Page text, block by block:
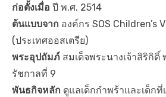
ก่อตั้งเมื่อ ปี พ.ศ. 2514
ต้นแบบจาก องค์กร SOS Children’s
(ประเทศออสเตรีย)
พระอุปถัมภ์ สมเด็จพระนางเจ้าสิริกิ
รัชกาลที่ 9
พันธกิจหลัก ดูแลเด็กกำพร้าและเด็ก